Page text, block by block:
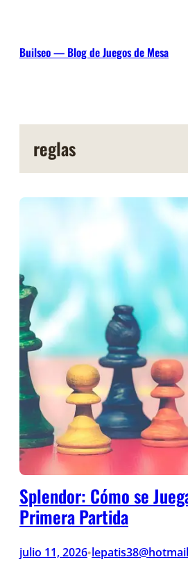
Builseo — Blog de Juegos de Mesa
reglas
Splendor: Cómo se
Primera Partida
julio 11, 2026•